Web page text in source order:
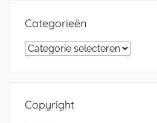
Categorieën
Categorieën
Copyright